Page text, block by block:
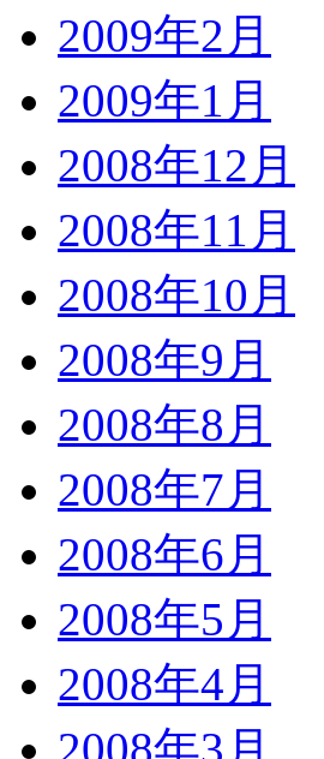
2009年2月
2009年1月
2008年12月
2008年11月
2008年10月
2008年9月
2008年8月
2008年7月
2008年6月
2008年5月
2008年4月
2008年3月